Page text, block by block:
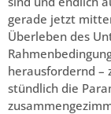
gerade jetzt
Überleben des
herausfordernd –
stündlich die